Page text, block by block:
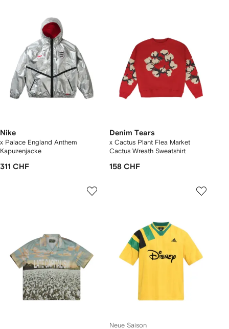
Nike
x Palace England Anthem
Kapuzenjacke
311 CHF
Denim Tears
x Cactus Plant Flea Market
Cactus Wreath Sweatshirt
158 CHF
Neue Saison